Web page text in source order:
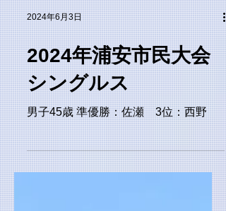
2024年6月3日
2024年浦安市民大会
シングルス
男子45歳 準優勝：佐瀬 3位：西野